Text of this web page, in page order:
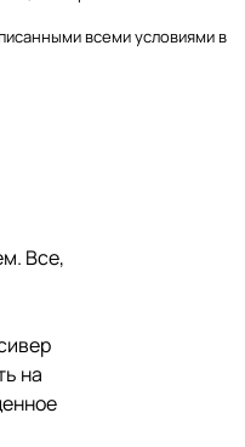
всеми условиями в
Все,
на